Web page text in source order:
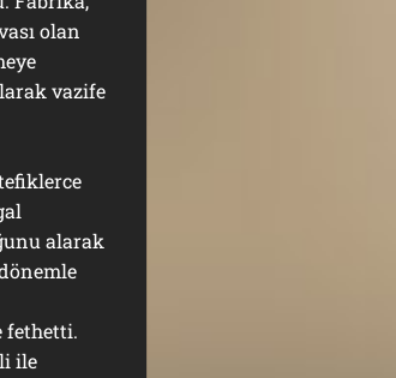
olan
vazife
alarak
fethetti.
ile